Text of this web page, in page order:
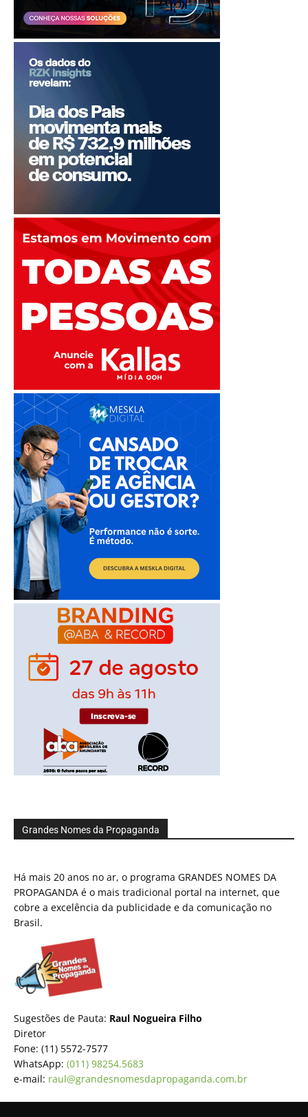
Grandes Nomes da Propaganda
Há mais 20 anos no ar, o programa GRANDES NOMES DA
PROPAGANDA é o mais tradicional portal na internet, que
cobre a excelência da publicidade e da comunicação no
Brasil.
Sugestões de Pauta: Raul Nogueira Filho
Diretor
Fone: (11) 5572-7577
WhatsApp: (011) 98254.5683
e-mail: raul@grandesnomesdapropaganda.com.br